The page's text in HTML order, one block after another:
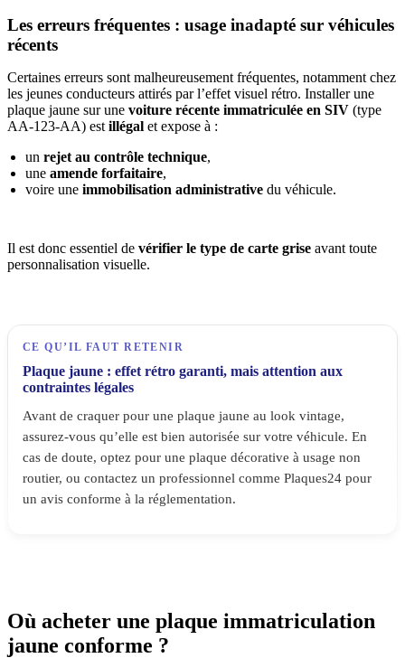
Les erreurs fréquentes : usage inadapté sur véhicules
récents
Certaines erreurs sont malheureusement fréquentes, notamment chez
les jeunes conducteurs attirés par l’effet visuel rétro. Installer une
plaque jaune sur une voiture récente immatriculée en SIV (type
AA-123-AA) est illégal et expose à :
un rejet au contrôle technique,
une amende forfaitaire,
voire une immobilisation administrative du véhicule.
Il est donc essentiel de vérifier le type de carte grise avant toute
personnalisation visuelle.
CE QU’IL FAUT RETENIR
Plaque jaune : effet rétro garanti, mais attention aux
contraintes légales
Avant de craquer pour une plaque jaune au look vintage,
assurez-vous qu’elle est bien autorisée sur votre véhicule. En
cas de doute, optez pour une plaque décorative à usage non
routier, ou contactez un professionnel comme Plaques24 pour
un avis conforme à la réglementation.
Où acheter une plaque immatriculation
jaune conforme ?